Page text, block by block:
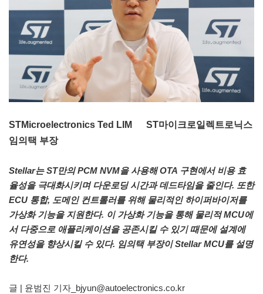
STMicroelectronics Ted LIM ST마이크로일렉트로닉스
임의택 부장
Stellar는 ST만의 PCM NVM을 사용해 OTA 구현에서 비용 효
율성을 극대화시키며 다운로딩 시간과 데드타임을 줄인다. 또한
ECU 통합, 도메인 컨트롤러를 위해 물리적인 하이퍼바이저를
가상화 기능을 지원한다. 이 가상화 기능을 통해 물리적 MCU에
서 다중으로 애플리케이션을 공존시킬 수 있기 때문에 설계에
유연성을 향상시킬 수 있다. 임의택 부장이 Stellar MCU를 설명
한다.
글 | 윤범진 기자_bjyun@autoelectronics.co.kr